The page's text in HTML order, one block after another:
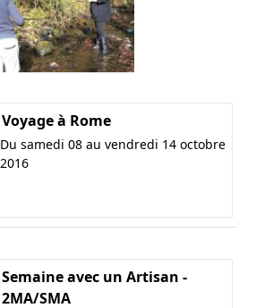
Voyage à Rome
Du samedi 08 au vendredi 14 octobre
2016
Semaine avec un Artisan -
2MA/SMA